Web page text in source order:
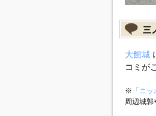
三
大館城
コミが
※ 「ニ
周辺城郭